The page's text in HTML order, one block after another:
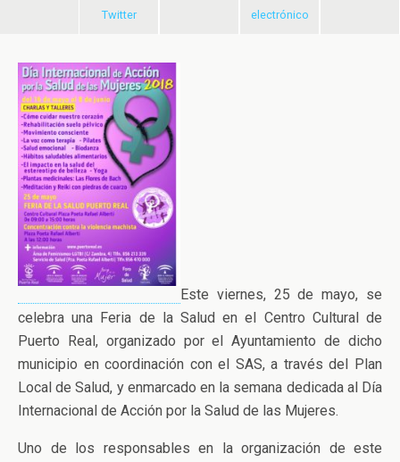
Twitter
electrónico
Este viernes, 25 de mayo, se
celebra una Feria de la Salud en el Centro Cultural de
Puerto Real, organizado por el Ayuntamiento de dicho
municipio en coordinación con el SAS, a través del Plan
Local de Salud, y enmarcado en la semana dedicada al Día
Internacional de Acción por la Salud de las Mujeres.
Uno de los responsables en la organización de este